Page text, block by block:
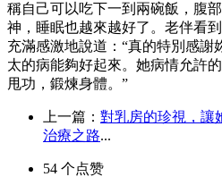
稱自己可以吃下一到兩碗飯，腹
神，睡眠也越來越好了。老伴看
充滿感激地說道：“真的特別感謝
太的病能夠好起來。她病情允許
甩功，鍛煉身體。”
上一篇： 對乳房的珍視，讓
治療之路...
54 个点赞